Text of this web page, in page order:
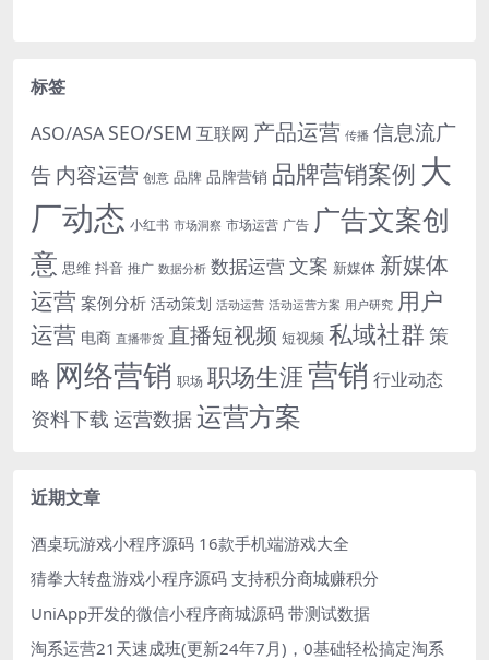
标签
ASO/ASA SEO/SEM 互联网 产品运营 传播 信息流广
告 内容运营 创意 品牌 品牌营销 品牌营销案例 大
厂动态 小红书 市场洞察 市场运营 广告 广告文案创
意 思维 抖音 推广 数据分析 数据运营文案 新媒体 新媒体
运营 案例分析 活动策划 活动运营 活动运营方案 用户研究 用户
运营 电商 直播带货 直播短视频 短视频 私域社群 策
略 网络营销 职场 职场生涯营销 行业动态
资料下载 运营数据运营方案
近期文章
酒桌玩游戏小程序源码 16款手机端游戏大全
猜拳大转盘游戏小程序源码 支持积分商城赚积分
UniApp开发的微信小程序商城源码 带测试数据
淘系运营21天速成班(更新24年7月)，0基础轻松搞定淘系